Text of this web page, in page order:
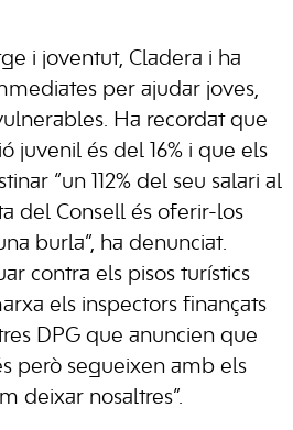
i joventut, Cladera i ha
per ajudar joves,
Ha recordat que
juvenil és del 16% i que els
“un 112% del seu salari al
del Consell és oferir-los
burla”, ha denunciat.
contra els pisos turístics
els inspectors finançats
DPG que anuncien que
però segueixen amb els
deixar nosaltres”.